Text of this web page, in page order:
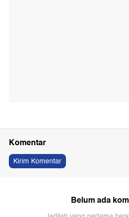
Komentar
Kirim Komentar
Belum ada